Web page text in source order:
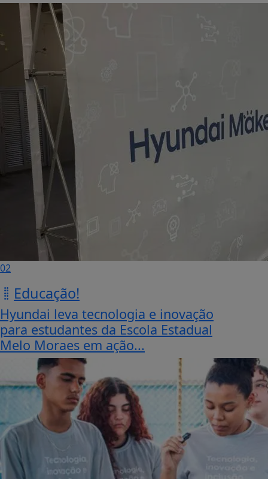
02
Educação!
Hyundai leva tecnologia e inovação
para estudantes da Escola Estadual
Melo Moraes em ação...